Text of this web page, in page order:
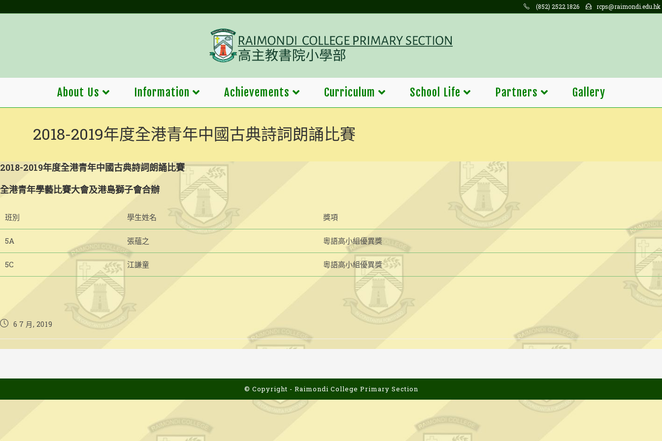
(852) 2522 1826 rcps@raimondi.edu.hk
About Us Information Achievements Curriculum School Life Partners Gallery
2018-2019年度全港青年中國古典詩詞朗誦比賽
2018-2019年度全港青年中國古典詩詞朗誦比賽
全港青年學藝比賽大會及港島獅子會合辦
班別 學生姓名 獎項
5A 張蘊之 粵語高小組優異獎
5C 江謙童 粵語高小組優異獎
Post6 7 月, 2019
© Copyright - Raimondi College Primary Section